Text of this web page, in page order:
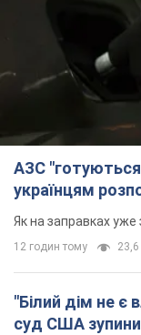
АЗС
українцям
Як на заправках уже
12 годин тому 23,6
"Білий дім не є
суд США